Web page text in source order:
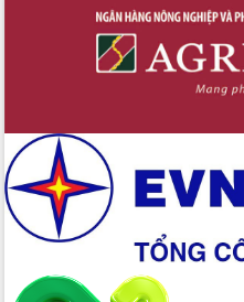
Phó Chủ tịch UBND tỉnh Đắk Lắk
Trương Công Thái kiểm tra thực địa
Dự án cao tốc Khánh Hòa - Buôn Ma
sản sống” trong dòng chảy toàn cầu
Xây dựng nông thôn mới: Nâng cao đời
sống người dân từ những mô hình thiết
Quyết liệt tháo gỡ vướng mắc, đẩy
nhanh tiến độ các dự án trọng điểm
trong Khu kinh tế Nam Phú Yên